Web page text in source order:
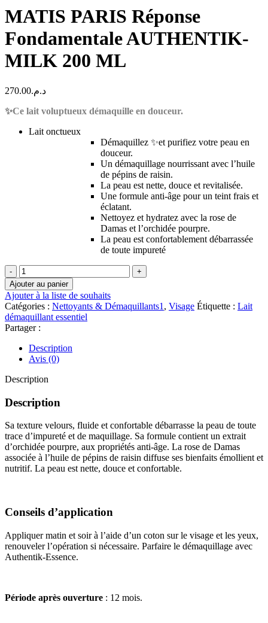
MATIS PARIS Réponse
Fondamentale AUTHENTIK-
MILK 200 ML
د.م.270.00
✨Ce lait voluptueux démaquille en douceur.
Lait onctueux
Démaquillez ✨et purifiez votre peau en
douceur.
Un démaquillage nourrissant avec l’huile
de pépins de raisin.
La peau est nette, douce et revitalisée.
Une formule anti-âge pour un teint frais et
éclatant.
Nettoyez et hydratez avec la rose de
Damas et l’orchidée pourpre.
La peau est confortablement débarrassée
de toute impureté
quantité
de
MATIS
PARIS
Réponse
Fondamentale
AUTHENTIK-
MILK
200
ML
Ajouter au panier
Ajouter à la liste de souhaits
Catégories : Nettoyants & Démaquillants1 , Visage Étiquette : Lait
démaquillant essentiel
Partager :
Description
Avis (0)
Description
Description
Sa texture velours, fluide et confortable débarrasse la peau de toute
trace d’impureté et de maquillage. Sa formule contient un extrait
d’orchidée pourpre, aux propriétés anti-âge. La rose de Damas
associée à l’huile de pépins de raisin diffuse ses bienfaits émollient et
nutritif. La peau est nette, douce et confortable.
Conseils d’application
Appliquer matin et soir à l’aide d’un coton sur le visage et les yeux,
renouveler l’opération si nécessaire. Parfaire le démaquillage avec
Authentik-Essence.
Période après ouverture : 12 mois.